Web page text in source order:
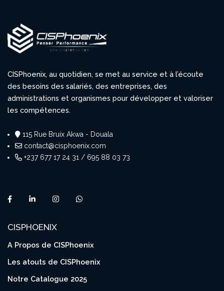
CISPhoenix, au quotidien, se met au service et à l’écoute
des besoins des salariés, des entreprises, des
administrations et organismes pour développer et valoriser
les compétences.
115 Rue Bruix Akwa - Douala
contact@cisphoenix.com
+237 677 17 24 31 / 695 88 03 73
CISPHOENIX
A Propos de CISPhoenix
Les atouts de CISPhoenix
Notre Catalogue 2025